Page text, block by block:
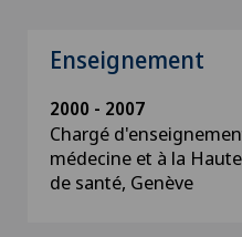
Enseignement
2000 - 2007
Chargé
médecine et à la
de santé, Genève